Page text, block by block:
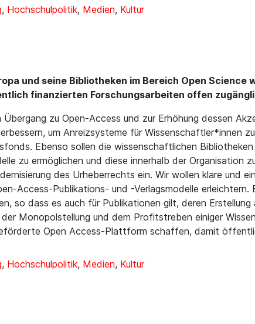
, Hochschulpolitik, Medien, Kultur
und seine Bibliotheken im Bereich Open
finanzierten Forschungsarbeiten offen
zu Open-Access und zur Erhöhung dessen
um Anreizsysteme für Wissenschaftler*innen
Ebenso sollen die wissenschaftlichen
zu ermöglichen und diese innerhalb der Organisation
des Urheberrechts ein. Wir wollen klare und
Access-Publikations- und -Verlagsmodelle erleichtern.
so dass es auch für Publikationen gilt, deren
Monopolstellung und dem Profitstreben einiger
Open Access-Plattform schaffen, damit
, Hochschulpolitik, Medien, Kultur